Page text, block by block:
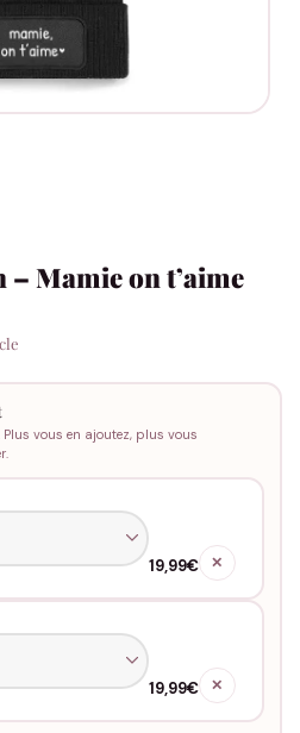
Mamie on t’aime
vous en ajoutez, plus vous
19,99€ ✕
19,99€ ✕